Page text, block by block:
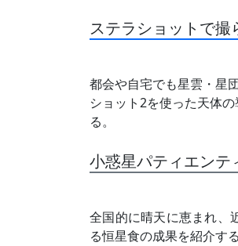
ステラショットで
都会や自宅でも星雲・星
ショット2を使った天体
る。
小惑星パティエンテ
全国的に晴天に恵まれ、
る恒星食の成果を紹介する